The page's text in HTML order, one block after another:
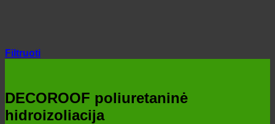
Filtruoti
DECOROOF poliuretaninė
hidroizoliacija